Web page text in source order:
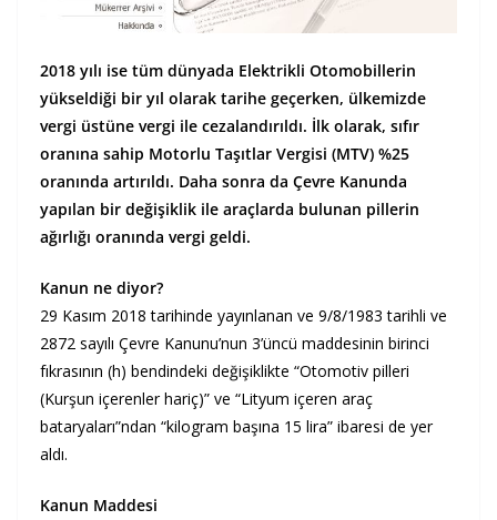
2018 yılı ise tüm dünyada Elektrikli Otomobillerin
yükseldiği bir yıl olarak tarihe geçerken, ülkemizde
vergi üstüne vergi ile cezalandırıldı. İlk olarak, sıfır
oranına sahip Motorlu Taşıtlar Vergisi (MTV) %25
oranında artırıldı. Daha sonra da Çevre Kanunda
yapılan bir değişiklik ile araçlarda bulunan pillerin
ağırlığı oranında vergi geldi.
Kanun ne diyor?
29 Kasım 2018 tarihinde yayınlanan ve 9/8/1983 tarihli ve
2872 sayılı Çevre Kanunu’nun 3’üncü maddesinin birinci
fıkrasının (h) bendindeki değişiklikte “Otomotiv pilleri
(Kurşun içerenler hariç)” ve “Lityum içeren araç
bataryaları”ndan “kilogram başına 15 lira” ibaresi de yer
aldı.
Kanun Maddesi